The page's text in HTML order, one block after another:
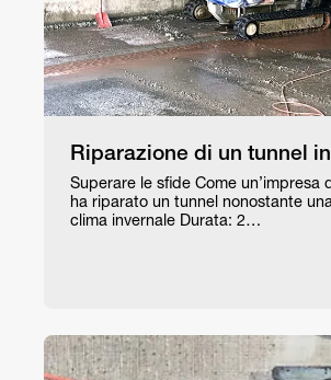
Riparazione di un tunnel
Superare le sfide Come un’impresa
ha riparato un tunnel nonostante
clima invernale Durata: 2…